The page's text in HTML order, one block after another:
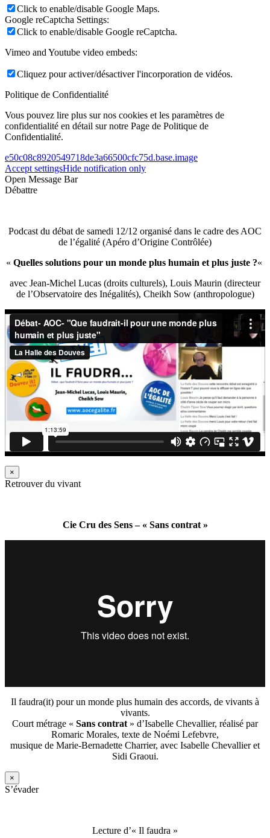
Click to enable/disable Google Maps.
Google reCaptcha Settings:
Click to enable/disable Google reCaptcha.
Vimeo and Youtube video embeds:
Cliquez pour activer/désactiver l'incorporation de vidéos.
Politique de Confidentialité
Vous pouvez lire plus sur nos cookies et les paramètres de
confidentialité en détail sur notre Page de Politique de
Confidentialité.
e50c08c8920549718de3a66500cfc75d.base.image
Accept settingsHide notification only
Open Message Bar
Débattre
Podcast du débat de samedi 12/12 organisé dans le cadre des AOC
de l’égalité (Apéro d’Origine Contrôlée)
« Quelles solutions pour un monde plus humain et plus juste ?«
avec Jean-Michel Lucas (droits culturels), Louis Maurin (directeur
de l’Observatoire des Inégalités), Cheikh Sow (anthropologue)
×
Retrouver du vivant
Cie Cru des Sens – « Sans contrat »
Il faudra(it) pour un monde plus humain des accords, de vivants à
vivants.
Court métrage « Sans contrat » d’Isabelle Chevallier, réalisé par
Romaric Morales, texte de Noémi Lefebvre,
musique de Marie-Bernadette Charrier, avec Isabelle Chevallier et
Sidi Graoui.
×
S’évader
Lecture d’« Il faudra »